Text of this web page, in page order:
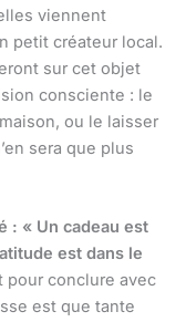
viennent
petit créateur local.
sur cet objet
consciente : le
ou le laisser
sera que plus
: « Un cadeau est
est dans le
pour conclure avec
est que tante